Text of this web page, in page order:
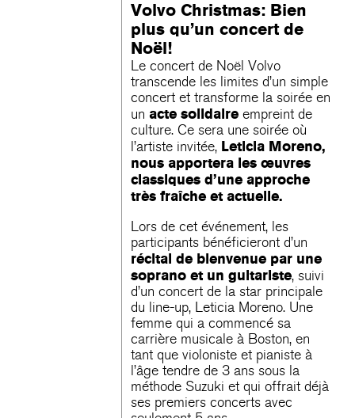
Volvo Christmas: Bien
plus qu’un concert de
Noël!
Le concert de Noël Volvo
transcende les limites d’un simple
concert et transforme la soirée en
unacte solidaire empreint de
culture. Ce sera une soirée où
l’artiste invitée, Leticia Moreno,
nous apportera les œuvres
classiques d’une approche
très fraîche et actuelle.
Lors de cet événement, les
participants bénéficieront d’un
récital de bienvenue par une
soprano et un guitariste, suivi
d’un concert de la star principale
du line-up, Leticia Moreno. Une
femme qui a commencé sa
carrière musicale à Boston, en
tant que violoniste et pianiste à
l’âge tendre de 3 ans sous la
méthode Suzuki et qui offrait déjà
ses premiers concerts avec